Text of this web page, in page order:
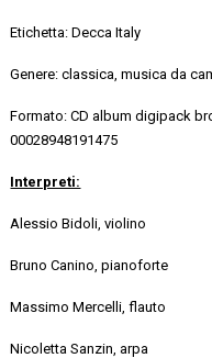
Etichetta: Decca Italy
Genere: classica, musica da
Formato: CD album digipack
00028948191475
Interpreti:
Alessio Bidoli, violino
Bruno Canino, pianoforte
Massimo Mercelli, flauto
Nicoletta Sanzin, arpa